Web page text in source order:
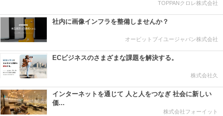
TOPPANクロレ株式会社
社内に画像インフラを整備しませんか？
オービットブイユージャパン株式会社
ECビジネスのさまざまな課題を解決する。
株式会社久
インターネットを通じて 人と人をつなぎ 社会に新しい
価...
株式会社フォーイット